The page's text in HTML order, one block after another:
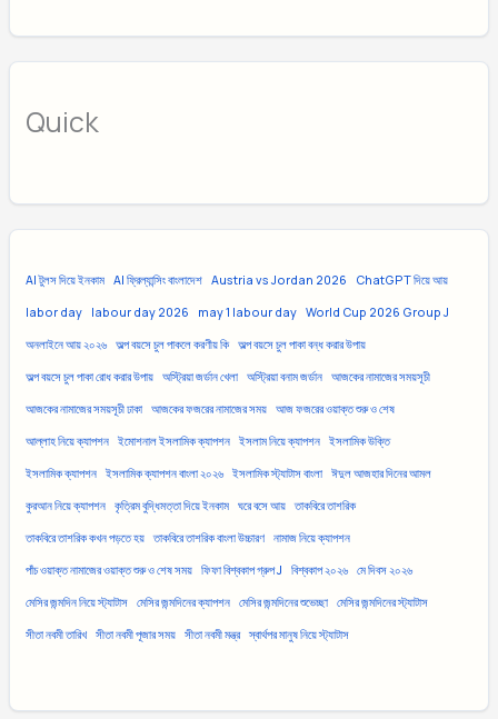
Quick
AI টুলস দিয়ে ইনকাম AI ফ্রিল্যান্সিং বাংলাদেশ Austria vs Jordan 2026 ChatGPT দিয়ে আয়
labor day labour day 2026 may 1 labour day World Cup 2026 Group J
অনলাইনে আয় ২০২৬ অল্প বয়সে চুল পাকলে করণীয় কি অল্প বয়সে চুল পাকা বন্ধ করার উপায়
অল্প বয়সে চুল পাকা রোধ করার উপায় অস্ট্রিয়া জর্ডান খেলা অস্ট্রিয়া বনাম জর্ডান আজকের নামাজের সময়সূচী
আজকের নামাজের সময়সূচী ঢাকা আজকের ফজরের নামাজের সময় আজ ফজরের ওয়াক্ত শুরু ও শেষ
আল্লাহ নিয়ে ক্যাপশন ইমোশনাল ইসলামিক ক্যাপশন ইসলাম নিয়ে ক্যাপশন ইসলামিক উক্তি
ইসলামিক ক্যাপশন ইসলামিক ক্যাপশন বাংলা ২০২৬ ইসলামিক স্ট্যাটাস বাংলা ঈদুল আজহার দিনের আমল
কুরআন নিয়ে ক্যাপশন কৃত্রিম বুদ্ধিমত্তা দিয়ে ইনকাম ঘরে বসে আয় তাকবিরে তাশরিক
তাকবিরে তাশরিক কখন পড়তে হয় তাকবিরে তাশরিক বাংলা উচ্চারণ নামাজ নিয়ে ক্যাপশন
পাঁচ ওয়াক্ত নামাজের ওয়াক্ত শুরু ও শেষ সময় ফিফা বিশ্বকাপ গ্রুপ J বিশ্বকাপ ২০২৬ মে দিবস ২০২৬
মেসির জন্মদিন নিয়ে স্ট্যাটাস মেসির জন্মদিনের ক্যাপশন মেসির জন্মদিনের শুভেচ্ছা মেসির জন্মদিনের স্ট্যাটাস
সীতা নবমী তারিখ সীতা নবমী পূজার সময় সীতা নবমী মন্ত্র স্বার্থপর মানুষ নিয়ে স্ট্যাটাস